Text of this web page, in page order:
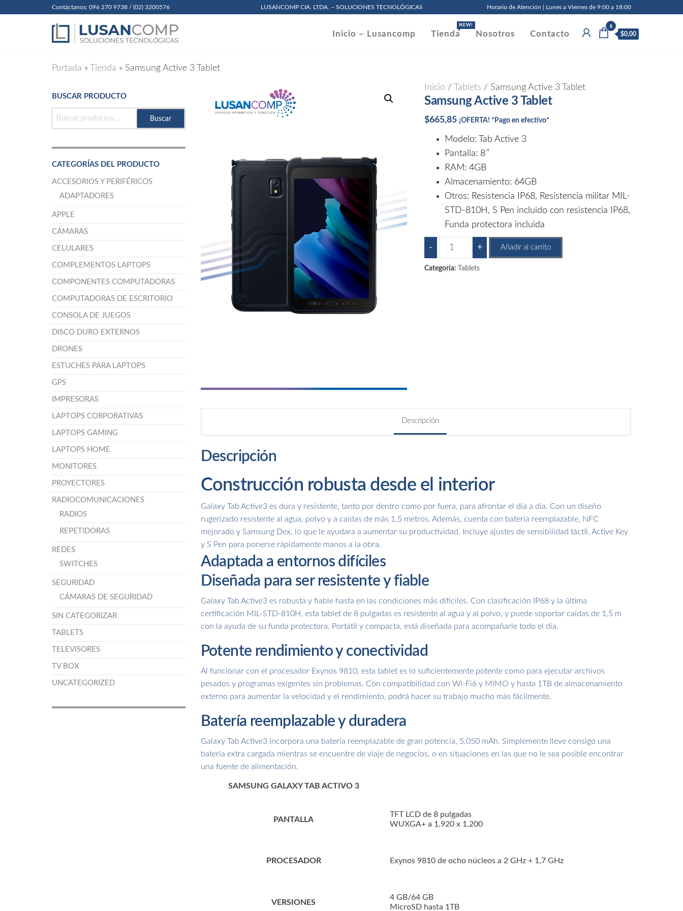
Contáctanos: 096 270 9738 / (02) 3200576 LUSANCOMP CIA. LTDA. – SOLUCIONES TECNOLÓGICAS Horario de Atención | Lunes a Viernes de 9:00 a 18:00
Inicio – Lusancomp Tienda
NEW!
Nosotros Contacto
0
$0,00
Portada » Tienda » Samsung Active 3 Tablet
Inicio / Tablets / Samsung Active 3 Tablet
Samsung Active 3 Tablet
$665,85 ¡OFERTA! *Pago en efectivo*
Modelo: Tab Active 3
Pantalla: 8″
RAM: 4GB
Almacenamiento: 64GB
Otros: Resistencia IP68, Resistencia militar MIL-
STD-810H, S Pen incluido con resistencia IP68,
Funda protectora incluida
-
Samsung
Active
3
+ Añadir al carrito
Categoría: Tablets
Descripción
Descripción
Construcción robusta desde el interior
Galaxy Tab Active3 es dura y resistente, tanto por dentro como por fuera, para afrontar el día a día. Con un diseño
rugerizado resistente al agua, polvo y a caídas de más 1,5 metros. Además, cuenta con batería reemplazable, NFC
mejorado y Samsung Dex, lo que le ayudara a aumentar su productividad. Incluye ajustes de sensibilidad táctil, Active Key
y S Pen para ponerse rápidamente manos a la obra.
Adaptada a entornos difíciles
Diseñada para ser resistente y fiable
Galaxy Tab Active3 es robusta y fiable hasta en las condiciones más difíciles. Con clasificación IP68 y la última
certificación MIL-STD-810H, esta tablet de 8 pulgadas es resistente al agua y al polvo, y puede soportar caídas de 1,5 m
con la ayuda de su funda protectora. Portátil y compacta, está diseñada para acompañarle todo el día.
Potente rendimiento y conectividad
Al funcionar con el procesador Exynos 9810, esta tablet es lo suficientemente potente como para ejecutar archivos
pesados ​​y programas exigentes sin problemas. Con compatibilidad con Wi-Fi6 y MIMO y hasta 1TB de almacenamiento
externo para aumentar la velocidad y el rendimiento, podrá hacer su trabajo mucho más fácilmente.
Batería reemplazable y duradera
Galaxy Tab Active3 incorpora una batería reemplazable de gran potencia, 5.050 mAh. Simplemente lleve consigo una
batería extra cargada mientras se encuentre de viaje de negocios, o en situaciones en las que no le sea posible encontrar
una fuente de alimentación.
SAMSUNG GALAXY TAB ACTIVO 3
PANTALLA
TFT LCD de 8 pulgadas
WUXGA+ a 1.920 x 1.200
PROCESADOR Exynos 9810 de ocho núcleos a 2 GHz + 1,7 GHz
VERSIONES
4 GB/64 GB
MicroSD hasta 1TB
BUSCAR PRODUCTO
BUSCAR
Buscar
CATEGORÍAS DEL PRODUCTO
ACCESORIOS Y PERIFÉRICOS
ADAPTADORES
APPLE
CÁMARAS
CELULARES
COMPLEMENTOS LAPTOPS
COMPONENTES COMPUTADORAS
COMPUTADORAS DE ESCRITORIO
CONSOLA DE JUEGOS
DISCO DURO EXTERNOS
DRONES
ESTUCHES PARA LAPTOPS
GPS
IMPRESORAS
LAPTOPS CORPORATIVAS
LAPTOPS GAMING
LAPTOPS HOME
MONITORES
PROYECTORES
RADIOCOMUNICACIONES
RADIOS
REPETIDORAS
REDES
SWITCHES
SEGURIDAD
CÁMARAS DE SEGURIDAD
SIN CATEGORIZAR
TABLETS
TELEVISORES
TV BOX
UNCATEGORIZED